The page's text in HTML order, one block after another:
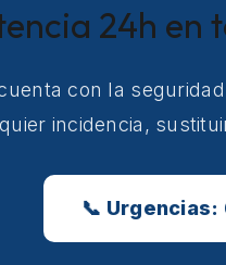
24h en
con la
incidencia,
📞